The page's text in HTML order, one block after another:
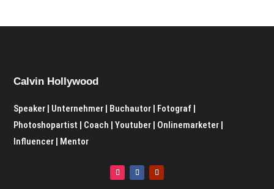
Calvin Hollywood
Speaker | Unternehmer | Buchautor | Fotograf |
Photoshopartist | Coach | Youtuber | Onlinemarketer |
Influencer | Mentor